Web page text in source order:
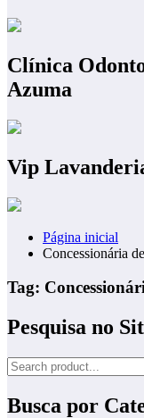
Clínica
Azuma
Vip
Página inicial
Concessionária
Tag:
Pesquisa no
Busca por